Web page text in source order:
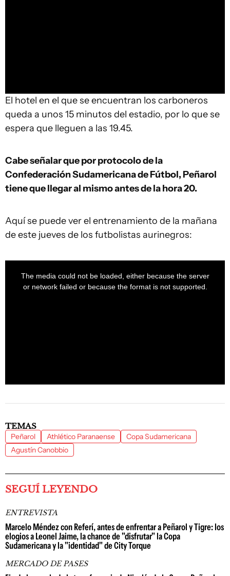
El hotel en el que se encuentran los carboneros
queda a unos 15 minutos del estadio, por lo que se
espera que lleguen a las 19.45.
Cabe señalar que por protocolo de la
Confederación Sudamericana de Fútbol, Peñarol
tiene que llegar al mismo antes de la hora 20.
Aquí se puede ver el entrenamiento de la mañana
de este jueves de los futbolistas aurinegros:
The media could not be loaded, either because the server
or network failed or because the format is not supported.
TEMAS
Peñarol Athlético Paranaense
Copa Sudamericana
Agustín Canobbio
SEGUÍ LEYENDO
ENTREVISTA
Marcelo Méndez con Referí, antes de enfrentar a Peñarol y Tigre: los
elogios a Leonel Jaime, la chance de "disfrutar" la Copa
Sudamericana y la "identidad" de City Torque
MERCADO DE PASES